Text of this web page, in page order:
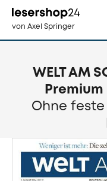
zum
Inhalt
von Axel Springer
WELT AM
Ohne